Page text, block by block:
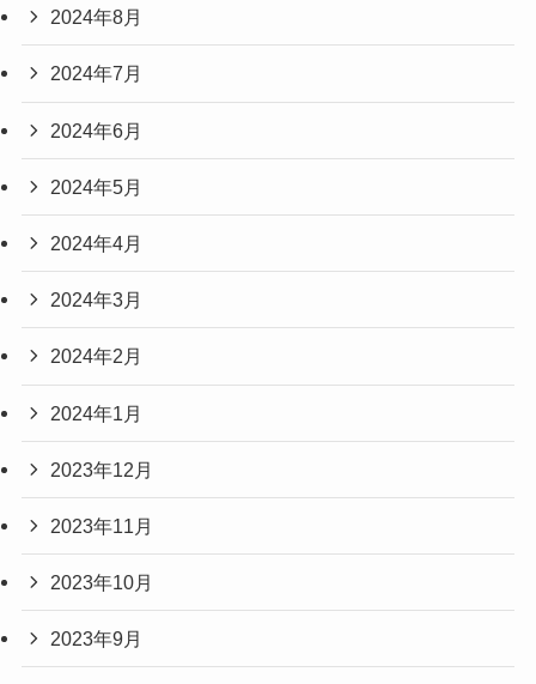
2024年8月
2024年7月
2024年6月
2024年5月
2024年4月
2024年3月
2024年2月
2024年1月
2023年12月
2023年11月
2023年10月
2023年9月